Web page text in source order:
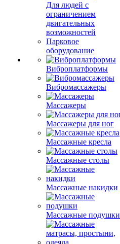
Для людей с
ограничением
двигательных
возможностей
Парковое
оборудование
Виброплатформы
Вибромассажеры
Массажеры
Массажеры для ног
Массажные кресла
Массажные столы
Массажные накидки
Массажные подушки